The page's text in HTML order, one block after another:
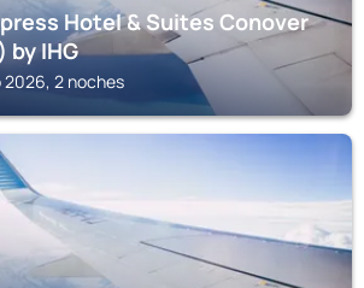
Hotel & Suites Conover
by IHG
2026, 2 noches